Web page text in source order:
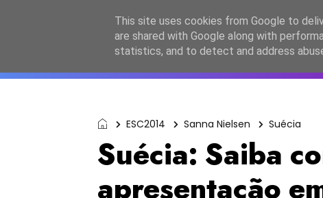
ESC2027 JESC2026
ESC2014 Sanna Nielsen Suécia
Suécia: Saiba
apresentação
This site uses cookies from Google to
are shared with Google along with
statistics, and to detect and address